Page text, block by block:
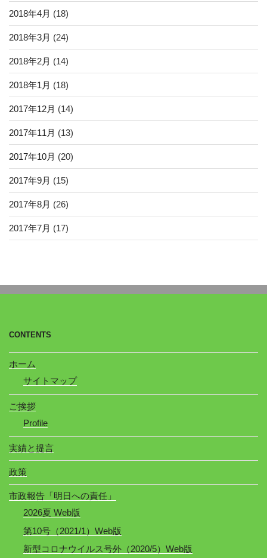
2018年4月 (18)
2018年3月 (24)
2018年2月 (14)
2018年1月 (18)
2017年12月 (14)
2017年11月 (13)
2017年10月 (20)
2017年9月 (15)
2017年8月 (26)
2017年7月 (17)
CONTENTS
ホーム
サイトマップ
ご挨拶
Profile
実績と提言
政策
市政報告「明日への責任」
2026夏 Web版
第10号（2021/1）Web版
新型コロナウイルス号外（2020/5）Web版